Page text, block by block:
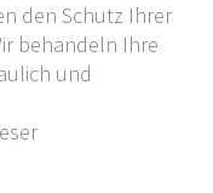
den Schutz Ihrer
behandeln Ihre
und